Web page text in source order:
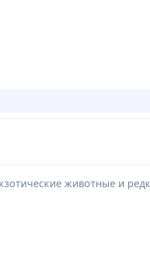
животные и